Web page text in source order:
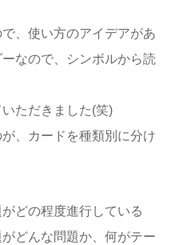
、使い方のアイデアがあ
なので、シンボルから読
ただきました(笑)
、カードを種類別に分け
どの程度進行している
どんな問題か、何がテー